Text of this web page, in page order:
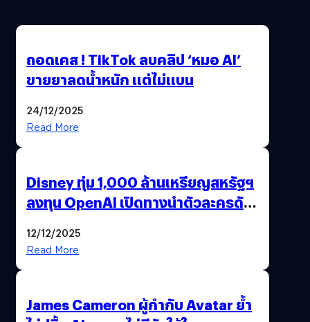
ถอดเคส ! TikTok ลบคลิป ‘หมอ AI’
ขายยาลดน้ำหนัก แต่ไม่แบน
24/12/2025
Read More
Disney ทุ่ม 1,000 ล้านเหรียญสหรัฐฯ
ลงทุน OpenAI เปิดทางนำตัวละครดัง
12/12/2025
Read More
James Cameron ผู้กำกับ Avatar ย้ำ